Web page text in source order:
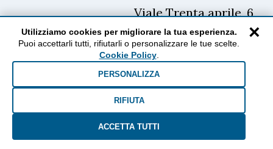
Viale Trenta aprile, 6
00153 ROMA
AUTORI e ARGOMENTI:
cettina militello
×
Utilizziamo cookies per migliorare la tua esperienza.
Puoi accettarli tutti, rifiutarli o personalizzare le tue scelte.
Cookie Policy.
PERSONALIZZA
RIFIUTA
ACCETTA TUTTI